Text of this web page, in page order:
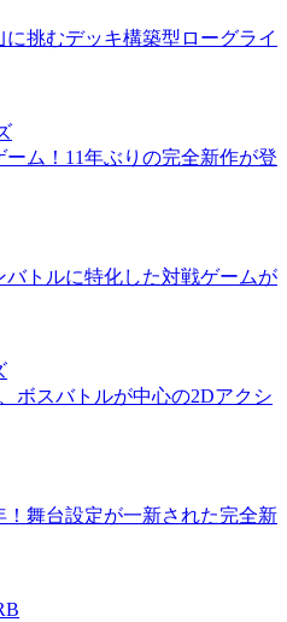
挑むデッキ構築型ローグライ
ム！11年ぶりの完全新作が登
トルに特化した対戦ゲームが
ボスバトルが中心の2Dアクシ
！舞台設定が一新された完全新